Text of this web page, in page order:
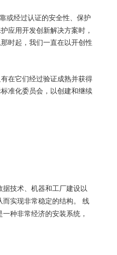
或经过认证的安全性、保护
应用开发创新解决方案时，
时起，我们一直在以开创性
在它们经过验证成熟并获得
准化委员会，以创建和继续
技术、机器和工厂建设以
实现非常稳定的结构。 线
种非常经济的安装系统，